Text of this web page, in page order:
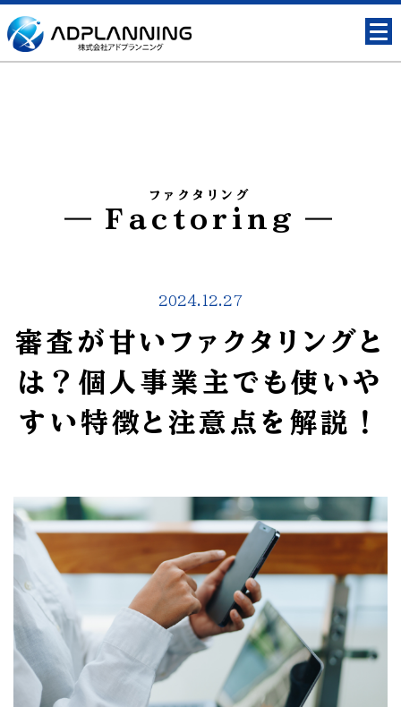
ファクタリング
Factoring
2024.12.27
審査が甘いファクタリングと
は？個人事業主でも使いや
すい特徴と注意点を解説！